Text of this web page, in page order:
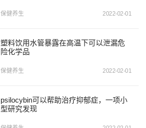
保健养生 2022-02-01
塑料饮用水管暴露在高温下可以泄漏危
险化学品
保健养生 2022-02-01
psilocybin可以帮助治疗抑郁症，一项小
型研究发现